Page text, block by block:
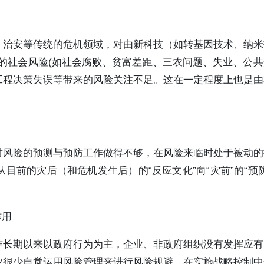
安等传统的危机领域，对由新科技（如转基因技术、纳
会风险(如社会腐败、贫富差距、三农问题、失业、公
决策失误等带来的风险关注不足。这在一定程度上也是
险的预测与预防工作做得不够，在风险来临时处于被动
前的灾后（和危机发生后）的“反应文化”向“灾前”的“预
期以来以政府行为为主，企业、非政府组织没有发挥应
少自觉运用风险管理来进行风险规避，在实施战略控制